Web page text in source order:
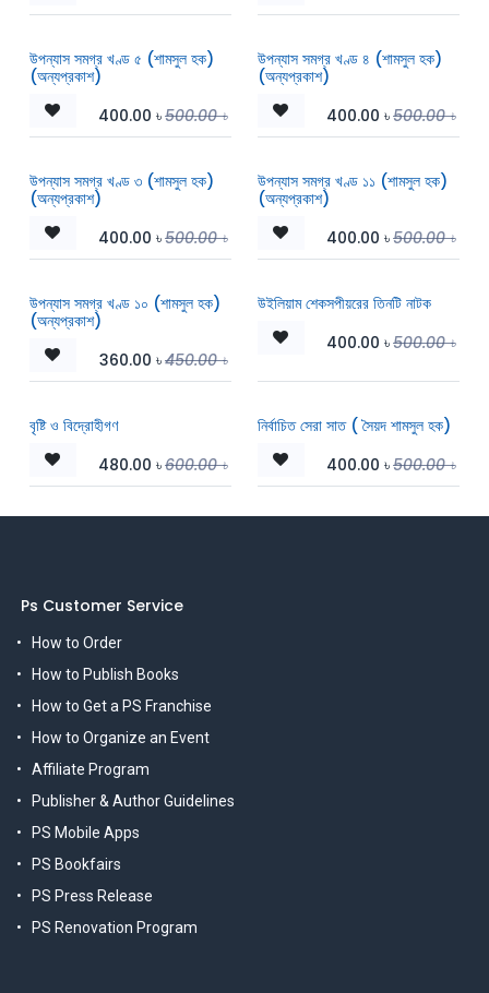
উপন্যাস সমগ্র খণ্ড ৫ (শামসুল হক)
(অন্যপ্রকাশ)
400.00 ৳500.00৳
উপন্যাস সমগ্র খণ্ড ৪ (শামসুল হক)
(অন্যপ্রকাশ)
400.00 ৳500.00৳
উপন্যাস সমগ্র খণ্ড ৩ (শামসুল হক)
(অন্যপ্রকাশ)
400.00 ৳500.00৳
উপন্যাস সমগ্র খণ্ড ১১ (শামসুল হক)
(অন্যপ্রকাশ)
400.00 ৳500.00৳
উপন্যাস সমগ্র খণ্ড ১০ (শামসুল হক)
(অন্যপ্রকাশ)
360.00 ৳450.00৳
উইলিয়াম শেকসপীয়রের তিনটি নাটক
400.00 ৳500.00৳
বৃষ্টি ও বিদ্রোহীগণ
480.00 ৳600.00৳
নির্বাচিত সেরা সাত ( সৈয়দ শামসুল হক)
400.00 ৳500.00৳
Ps Customer Service
How to Order
How to Publish Books
How to Get a PS Franchise
How to Organize an Event
Affiliate Program
Publisher & Author Guidelines
PS Mobile Apps
PS Bookfairs
PS Press Release
PS Renovation Program